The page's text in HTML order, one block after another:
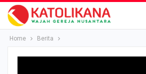
Home Berita